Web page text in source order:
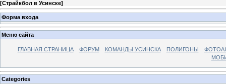
[Страйкбол в Усинске]
Форма входа
Меню сайта
ГЛАВНАЯ СТРАНИЦА ФОРУМ КОМАНДЫ УСИНСКА ПОЛИГОНЫ
Categories